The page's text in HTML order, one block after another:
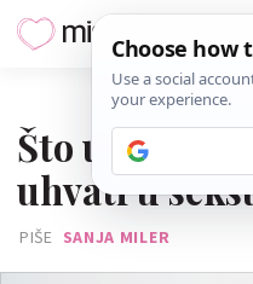
Što učiniti
uhvati u
PIŠE SANJA MILER